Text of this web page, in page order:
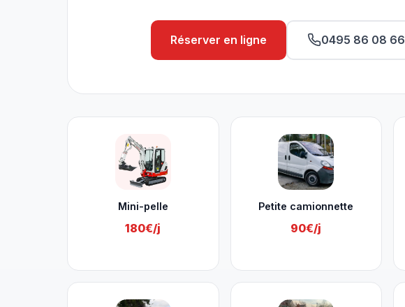
Réserver en ligne 0495 86 08 66
Mini-pelle
180€/j
Petite camionnette
90€/j